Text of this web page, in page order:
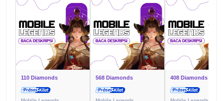
110 Diamonds 568 Diamonds 408 Diamonds